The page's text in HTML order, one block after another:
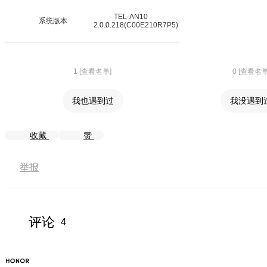
系统版本
TEL-AN10
2.0.0.218(C00E210R7P5)
1 [查看名单] 0 [查看名
我也遇到过 我没遇到
收藏 赞
举报
评论 4